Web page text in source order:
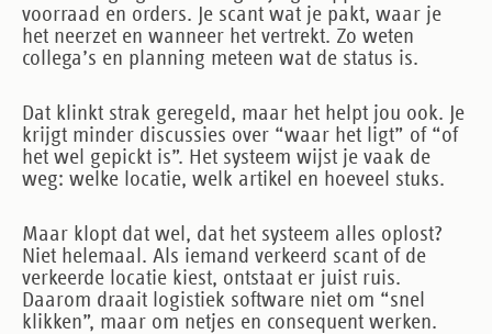
voorraad en orders. Je scant wat je pakt, waar je
het neerzet en wanneer het vertrekt. Zo weten
collega’s en planning meteen wat de status is.
Dat klinkt strak geregeld, maar het helpt jou ook. Je
krijgt minder discussies over “waar het ligt” of “of
het wel gepickt is”. Het systeem wijst je vaak de
weg: welke locatie, welk artikel en hoeveel stuks.
Maar klopt dat wel, dat het systeem alles oplost?
Niet helemaal. Als iemand verkeerd scant of de
verkeerde locatie kiest, ontstaat er juist ruis.
Daarom draait logistiek software niet om “snel
klikken”, maar om netjes en consequent werken.